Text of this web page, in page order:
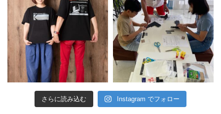
さらに読み込む Instagram でフォロー